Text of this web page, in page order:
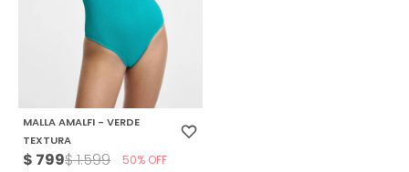
MALLA AMALFI - VERDE
TEXTURA
$ 799$1.599 50